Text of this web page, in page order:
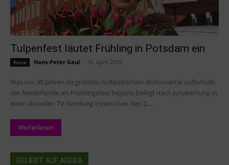
Tulpenfest läutet Frühling in Potsdam ein
Reise Hans-Peter Gaul 16. April 2026
Was vor 30 Jahren im größten holländischen Wohnviertel außerhalb
der Niederlande als Frühlingsfest begann belegt nach Jurywertung in
einer aktuellen TV-Sendung inzwischen den 2....
Weiterlesen
BELIEBT AUF ADEBA